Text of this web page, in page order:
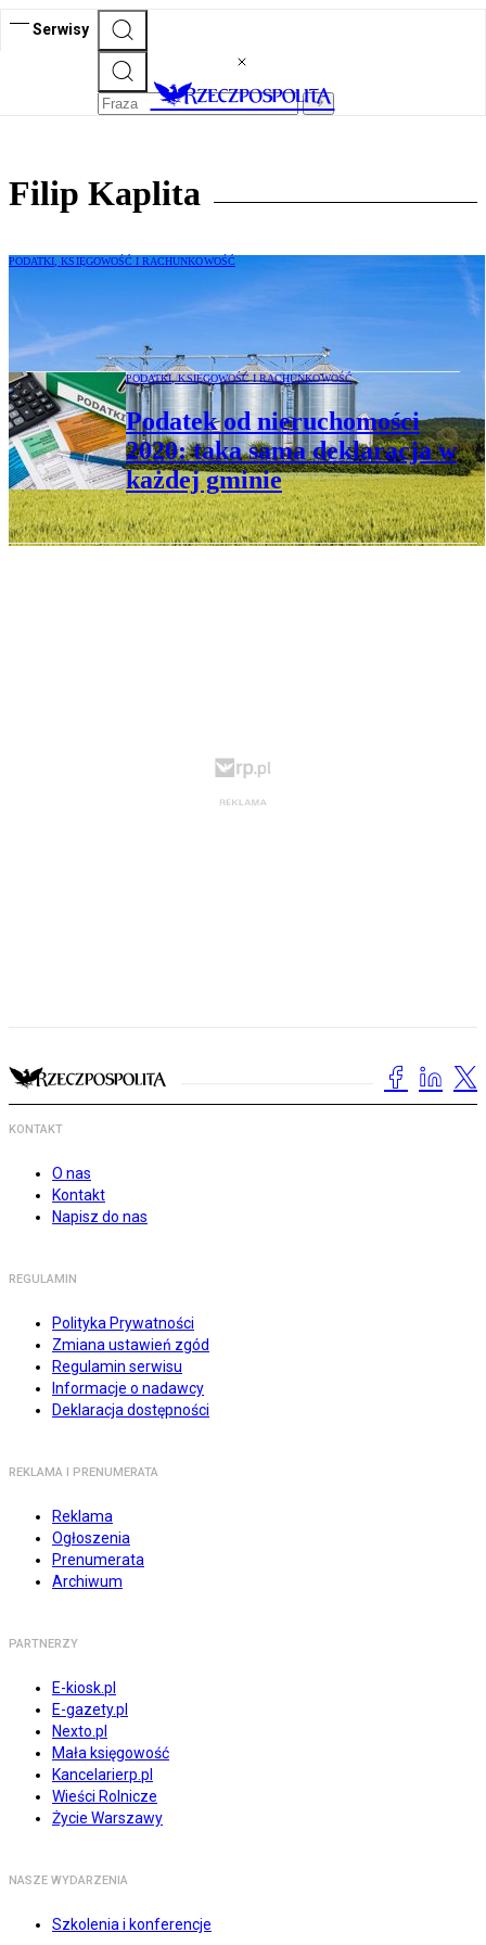
Serwisy
Filip Kaplita
PODATKI, KSIĘGOWOŚĆ I RACHUNKOWOŚĆ
Podatek od nieruchomości: silos –
budynek czy budowla
PODATKI, KSIĘGOWOŚĆ I RACHUNKOWOŚĆ
Podatek od nieruchomości
2020: taka sama deklaracja w
każdej gminie
KONTAKT
O nas
Kontakt
Napisz do nas
REGULAMIN
Polityka Prywatności
Zmiana ustawień zgód
Regulamin serwisu
Informacje o nadawcy
Deklaracja dostępności
REKLAMA I PRENUMERATA
Reklama
Ogłoszenia
Prenumerata
Archiwum
PARTNERZY
E-kiosk.pl
E-gazety.pl
Nexto.pl
Mała księgowość
Kancelarierp.pl
Wieści Rolnicze
Życie Warszawy
NASZE WYDARZENIA
Szkolenia i konferencje